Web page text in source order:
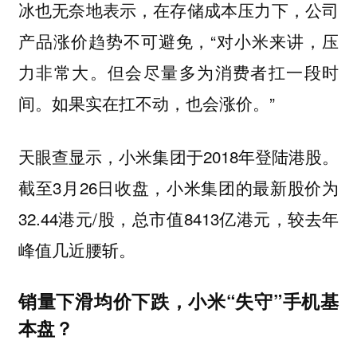
冰也无奈地表示，在存储成本压力下，公司
产品涨价趋势不可避免，“对小米来讲，压
力非常大。但会尽量多为消费者扛一段时
间。如果实在扛不动，也会涨价。”
天眼查显示，小米集团于2018年登陆港股。
截至3月26日收盘，小米集团的最新股价为
32.44港元/股，总市值8413亿港元，较去年
峰值几近腰斩。
销量下滑均价下跌，小米“失守”手机基
本盘？